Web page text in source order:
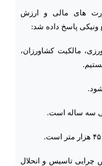
های مالی و ارزش
ونیکی پاسخ داده شد:
مالکیت کشاورزان،
تاسیس و انحلال